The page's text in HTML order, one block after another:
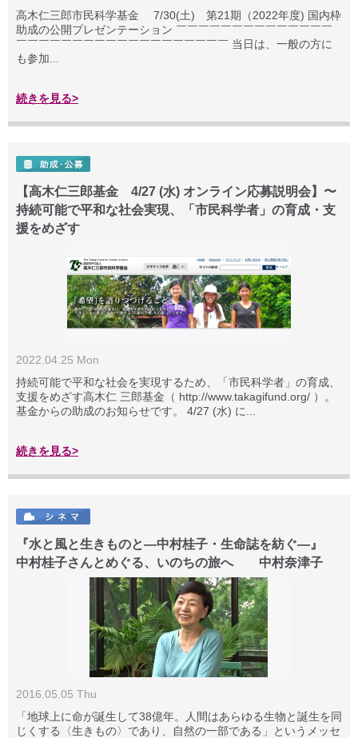
高木仁三郎市民科学基金 7/30(土) 第21期（2022年度) 国内枠
助成の公開プレゼンテーション ￣￣￣￣￣￣￣￣￣￣￣￣￣￣
￣￣￣￣￣￣￣￣￣￣￣￣￣￣￣￣￣￣￣ 当日は、一般の方に
も参加...
続きを見る>
【高木仁三郎基金 4/27 (水) オンライン応募説明会】〜
持続可能で平和な社会実現、「市民科学者」の育成・支
援をめざす
2022.04.25 Mon
持続可能で平和な社会を実現するため、「市民科学者」の育成、
支援をめざす高木仁 三郎基金（ http://www.takagifund.org/ ）。
基金からの助成のお知らせです。 4/27 (水) に...
続きを見る>
『水と風と生きものと―中村桂子・生命誌を紡ぐ―』
中村桂子さんとめぐる、いのちの旅へ 中村奈津子
2016.05.05 Thu
「地球上に命が誕生して38億年。人間はあらゆる生物と誕生を同
じくする〈生きもの〉であり、自然の一部である」というメッセ